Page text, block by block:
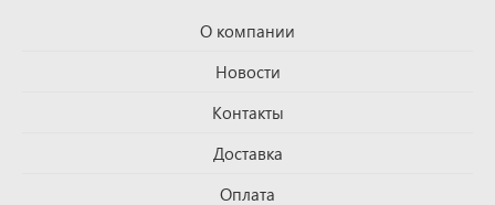
О компании
Новости
Контакты
Доставка
Оплата